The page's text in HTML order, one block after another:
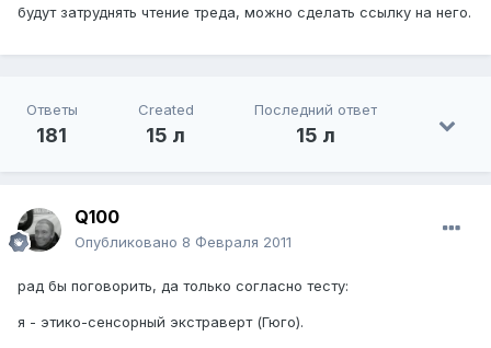
будут затруднять чтение треда, можно сделать ссылку на него.
Ответы
181
Created
15 л
Последний ответ
15 л
Q100
Опубликовано 8 Февраля 2011
рад бы поговорить, да только согласно тесту:
я - этико-сенсорный экстраверт (Гюго).